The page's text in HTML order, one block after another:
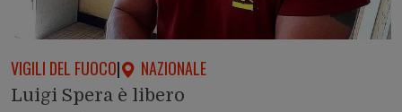
VIGILI DEL FUOCO| NAZIONALE
Luigi Spera è libero